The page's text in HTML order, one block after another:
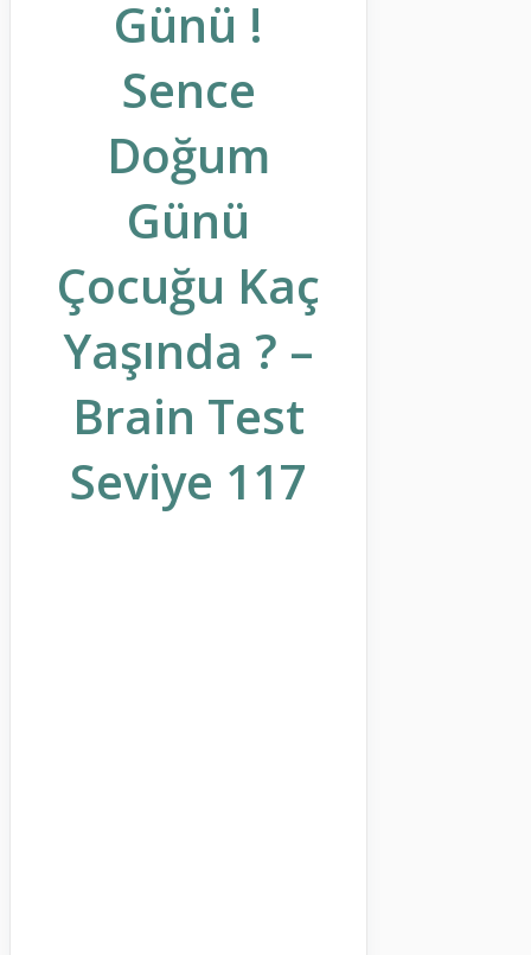
Günü !
Sence
Doğum
Günü
Çocuğu Kaç
Yaşında ? –
Brain Test
Seviye 117